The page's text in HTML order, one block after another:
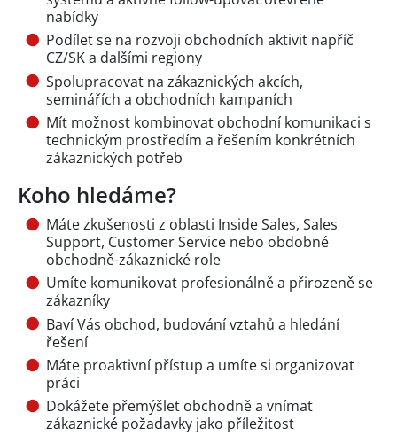
nabídky
Podílet se na rozvoji obchodních aktivit napříč
CZ/SK a dalšími regiony
Spolupracovat na zákaznických akcích,
seminářích a obchodních kampaních
Mít možnost kombinovat obchodní komunikaci s
technickým prostředím a řešením konkrétních
zákaznických potřeb
Koho hledáme?
Máte zkušenosti z oblasti Inside Sales, Sales
Support, Customer Service nebo obdobné
obchodně-zákaznické role
Umíte komunikovat profesionálně a přirozeně se
zákazníky
Baví Vás obchod, budování vztahů a hledání
řešení
Máte proaktivní přístup a umíte si organizovat
práci
Dokážete přemýšlet obchodně a vnímat
zákaznické požadavky jako příležitost